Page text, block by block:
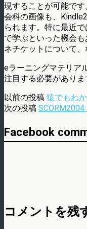
現することが可能で
会科の画像も、
られます。特に最近
で学ぶといった機会も
ネチケットについて
eラーニングマテリア
注目する必要がありま
以前の投稿 猿でもわ
次の投稿
Facebook
コメントを残